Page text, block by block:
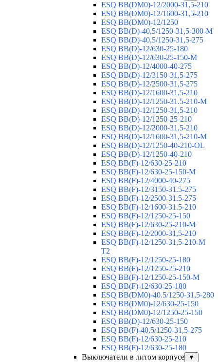
ESQ ВВ(DM0)-12/2000-31,5-210
ESQ ВВ(DM0)-12/1600-31,5-210
ESQ ВВ(DM0)-12/1250
ESQ ВВ(D)-40,5/1250-31,5-300-М
ESQ ВВ(D)-40,5/1250-31,5-275
ESQ ВВ(D)-12/630-25-180
ESQ ВВ(D)-12/630-25-150-М
ESQ ВВ(D)-12/4000-40-275
ESQ ВВ(D)-12/3150-31,5-275
ESQ ВВ(D)-12/2500-31,5-275
ESQ ВВ(D)-12/1600-31,5-210
ESQ ВВ(D)-12/1250-31.5-210-М
ESQ ВВ(D)-12/1250-31,5-210
ESQ ВВ(D)-12/1250-25-210
ESQ BB(D)-12/2000-31,5-210
ESQ BB(D)-12/1600-31,5-210-М
ESQ BB(D)-12/1250-40-210-OL
ESQ BB(D)-12/1250-40-210
ESQ ВВ(F)-12/630-25-210
ESQ ВВ(F)-12/630-25-150-М
ESQ ВВ(F)-12/4000-40-275
ESQ ВВ(F)-12/3150-31.5-275
ESQ ВВ(F)-12/2500-31.5-275
ESQ ВВ(F)-12/1600-31.5-210
ESQ ВВ(F)-12/1250-25-150
ESQ BB(F)-12/630-25-210-М
ESQ BB(F)-12/2000-31,5-210
ESQ BB(F)-12/1250-31,5-210-М
T2
ESQ BB(F)-12/1250-25-180
ESQ ВВ(F)-12/1250-25-210
ESQ ВВ(F)-12/1250-25-150-М
ESQ BB(F)-12/630-25-180
ESQ ВВ(DM0)-40.5/1250-31,5-280
ESQ ВВ(DM0)-12/630-25-150
ESQ ВВ(DM0)-12/1250-25-150
ESQ BB(D)-12/630-25-150
ESQ ВВ(F)-40,5/1250-31,5-275
ESQ ВВ(F)-12/630-25-210
ESQ ВВ(F)-12/630-25-180
Выключатели в литом корпусе
▼